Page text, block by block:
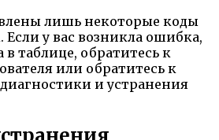
лишь некоторые коды
у вас возникла ошибка,
в таблице, обратитесь к
или обратитесь к
и устранения